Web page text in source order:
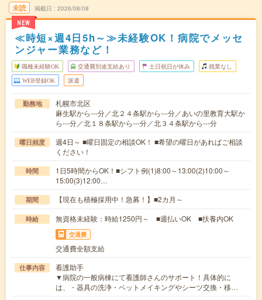
未読
NEW
掲載日 2026/08/08
≪時短×週4日5h～≫未経験OK！病院でメッセ
ンジャー業務など！
職種未経験OK 交通費別途支給あり 土日祝日が休み 残業なし
WEB登録OK 派遣
勤務地
札幌市北区
麻生駅から---分／北２４条駅から---分／あいの里教育大駅か
ら---分／北１８条駅から---分／北３４条駅から---分
曜日頻度
週4日～ ■曜日固定の相談OK！ ■希望の曜日があればご相談
ください！
時間
1日5時間からOK！■シフト例(1)8:00～13:00(2)10:00～
15:00(3)12:00…
期間 【現在も積極採用中！急募！】■2カ月～
時給 無資格未経験：時給1250円～ ■週払いOK ■扶養内OK
交通費
交通費全額支給
仕事内容
看護助手
▼病院の一般病棟にて看護師さんのサポート！具体的に
は、・器具の洗浄・ベットメイキングやシーツ交換・移…